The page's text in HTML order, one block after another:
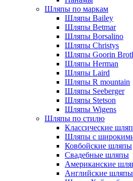
Шляпы по маркам
Шляпы Bailey
Шляпы Betmar
Шляпы Borsalino
Шляпы Christys
Шляпы Goorin
Шляпы Herman
Шляпы Laird
Шляпы R mountain
Шляпы Seeberger
Шляпы Stetson
Шляпы Wigens
Шляпы по стилю
Классические
Шляпы с
Ковбойские шляпы
Свадебные шляпы
Американские
Английские шляпы